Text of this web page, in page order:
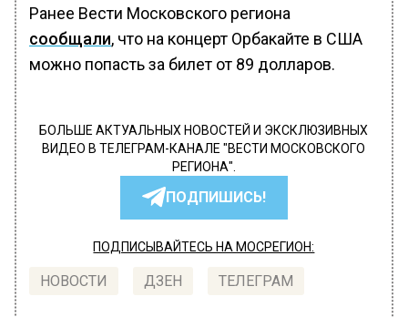
Ранее Вести Московского региона
сообщали, что на концерт Орбакайте в США
можно попасть за билет от 89 долларов.
БОЛЬШЕ АКТУАЛЬНЫХ НОВОСТЕЙ И ЭКСКЛЮЗИВНЫХ
ВИДЕО В ТЕЛЕГРАМ-КАНАЛЕ "ВЕСТИ МОСКОВСКОГО
РЕГИОНА".
ПОДПИШИСЬ!
ПОДПИСЫВАЙТЕСЬ НА МОСРЕГИОН:
НОВОСТИ ДЗЕН ТЕЛЕГРАМ